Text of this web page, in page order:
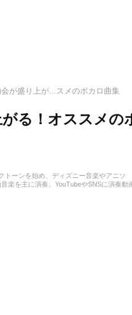
が盛り上が...スメのボカロ曲集
る！オススメの
トーンを始め、ディズニー音楽やアニソ
楽を主に演奏。YouTubeやSNSに演奏動